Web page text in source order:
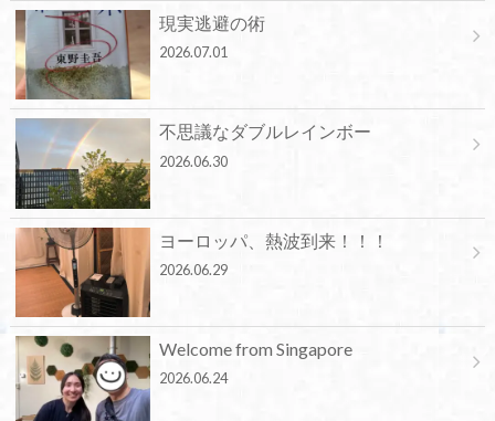
現実逃避の術
2026.07.01
不思議なダブルレインボー
2026.06.30
ヨーロッパ、熱波到来！！！
2026.06.29
Welcome from Singapore
2026.06.24